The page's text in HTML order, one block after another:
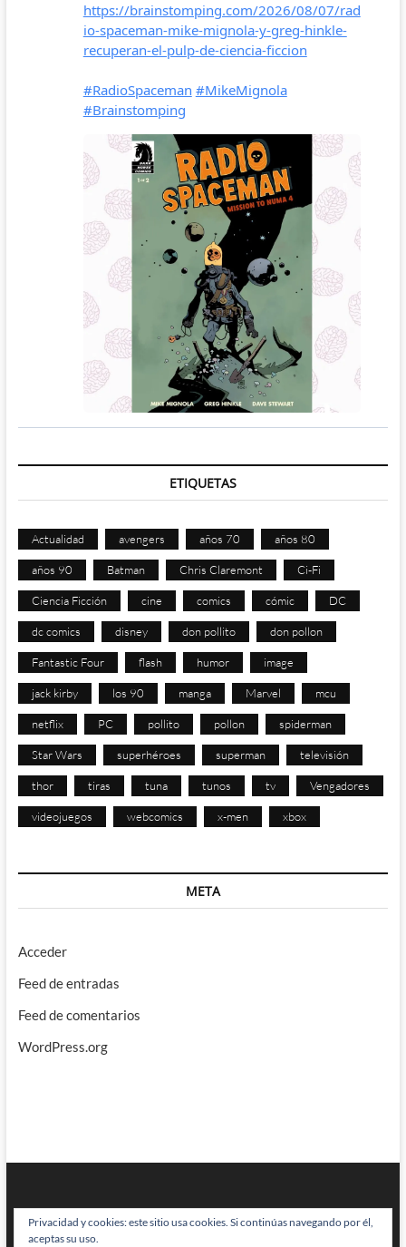
ETIQUETAS
Actualidad avengers años 70 años 80
años 90 Batman Chris Claremont Ci-Fi
Ciencia Ficción cine comics cómic DC
dc comics disney don pollito don pollon
Fantastic Four flash humor image
jack kirby los 90 manga Marvel mcu
netflix PC pollito pollon spiderman
Star Wars superhéroes superman televisión
thor tiras tuna tunos tv Vengadores
videojuegos webcomics x-men xbox
META
Acceder
Feed de entradas
Feed de comentarios
WordPress.org
Privacidad y cookies: este sitio usa cookies. Si continúas navegando por él,
aceptas su uso.